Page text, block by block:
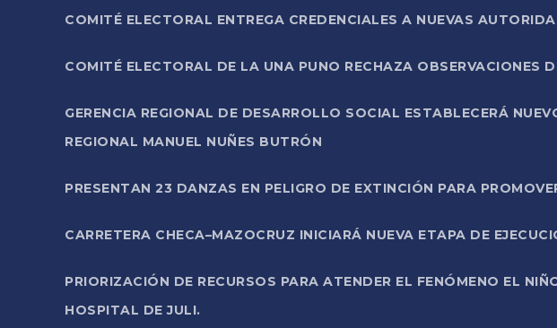
COMITÉ ELECTORAL ENTREGA CREDENCIALES A NUEVAS
COMITÉ ELECTORAL DE LA UNA PUNO RECHAZA OBSERVACIONES
GERENCIA REGIONAL DE DESARROLLO SOCIAL ESTABLECERÁ
REGIONAL MANUEL NUÑES BUTRÓN
PRESENTAN 23 DANZAS EN PELIGRO DE EXTINCIÓN PARA
CARRETERA CHECA–MAZOCRUZ INICIARÁ NUEVA ETAPA DE
PRIORIZACIÓN DE RECURSOS PARA ATENDER EL FENÓMENO EL
HOSPITAL DE JULI.